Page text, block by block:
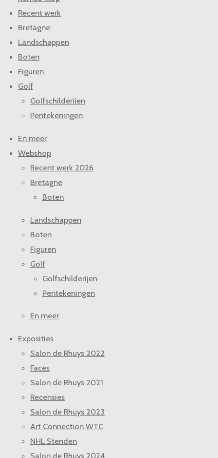
Recent werk
Bretagne
Landschappen
Boten
Figuren
Golf
Golfschilderijen
Pentekeningen
En meer
Webshop
Recent werk 2026
Bretagne
Boten
Landschappen
Boten
Figuren
Golf
Golfschilderijen
Pentekeningen
En meer
Exposities
Salon de Rhuys 2022
Faces
Salon de Rhuys 2021
Recensies
Salon de Rhuys 2023
Art Connection WTC
NHL Stenden
Salon de Rhuys 2024